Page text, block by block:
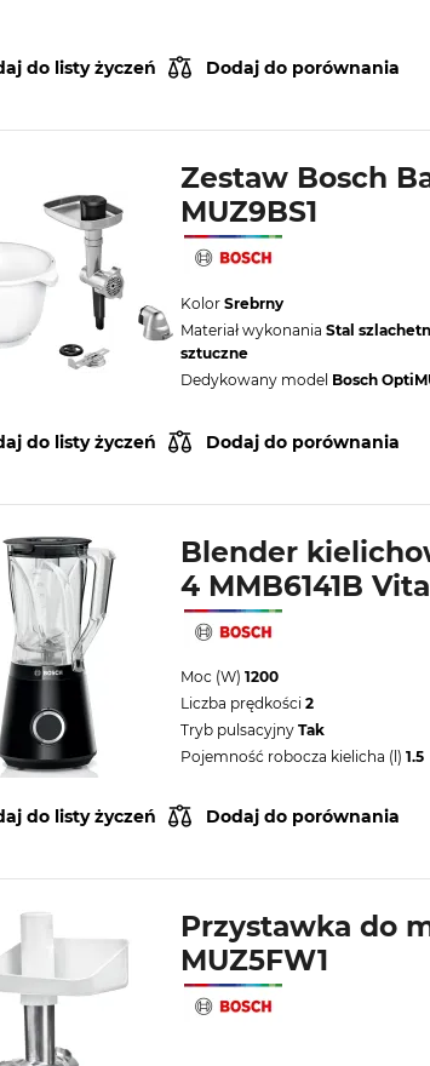
do listy życzeń Dodaj do porównania
Zestaw Bosch
MUZ9BS1
Kolor Srebrny
Materiał wykonania Stal
sztuczne
Dedykowany model Bosch
do listy życzeń Dodaj do porównania
Blender
4 MMB6141B
Moc (W) 1200
Liczba prędkości 2
Tryb pulsacyjny Tak
Pojemność robocza kielicha (l) 1.5
do listy życzeń Dodaj do porównania
Przystawka do
MUZ5FW1